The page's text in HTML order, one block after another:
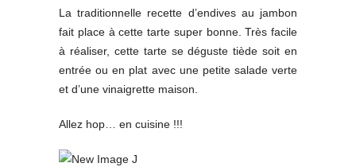
La traditionnelle recette d’endives au jambon
fait place à cette tarte super bonne. Très facile
à réaliser, cette tarte se déguste tiède soit en
entrée ou en plat avec une petite salade verte
et d’une vinaigrette maison.
Allez hop… en cuisine !!!